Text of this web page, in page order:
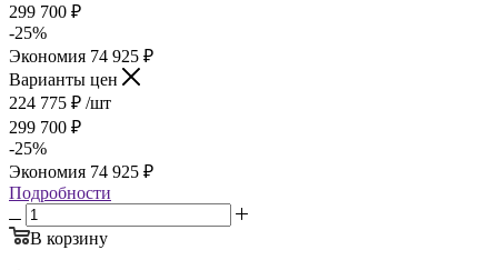
299 700 ₽
-25%
Экономия 74 925 ₽
Варианты цен
224 775 ₽ /шт
299 700 ₽
-25%
Экономия 74 925 ₽
Подробности
В корзину